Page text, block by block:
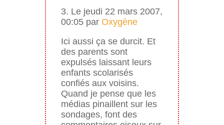
3. Le jeudi 22 mars 2007,
00:05 par Oxygène
Ici aussi ça se durcit. Et
des parents sont
expulsés laissant leurs
enfants scolarisés
confiés aux voisins.
Quand je pense que les
médias pinaillent sur les
sondages, font des